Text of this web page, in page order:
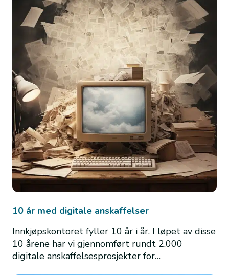
10 år med digitale anskaffelser
Innkjøpskontoret fyller 10 år i år. I løpet av disse
10 årene har vi gjennomført rundt 2.000
digitale anskaffelsesprosjekter for…